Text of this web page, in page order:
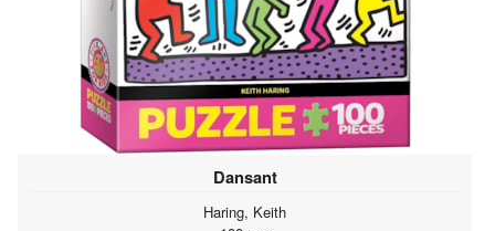
Dansant
Haring, Keith